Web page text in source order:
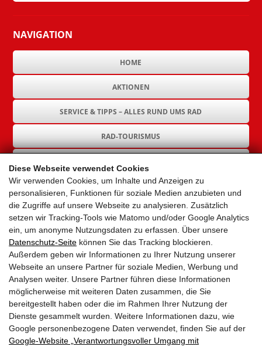
Diese Webseite verwendet Cookies
Wir verwenden Cookies, um Inhalte und Anzeigen zu
personalisieren, Funktionen für soziale Medien anzubieten und
die Zugriffe auf unsere Webseite zu analysieren. Zusätzlich
setzen wir Tracking-Tools wie Matomo und/oder Google Analytics
ein, um anonyme Nutzungsdaten zu erfassen. Über unsere
Datenschutz-Seite können Sie das Tracking blockieren.
Außerdem geben wir Informationen zu Ihrer Nutzung unserer
Webseite an unsere Partner für soziale Medien, Werbung und
Analysen weiter. Unsere Partner führen diese Informationen
möglicherweise mit weiteren Daten zusammen, die Sie
bereitgestellt haben oder die im Rahmen Ihrer Nutzung der
Dienste gesammelt wurden. Weitere Informationen dazu, wie
Google personenbezogene Daten verwendet, finden Sie auf der
Google‑Website „Verantwortungsvoller Umgang mit
NAVIGATION
HOME
AKTIONEN
SERVICE & TIPPS – ALLES RUND UMS RAD
RAD-TOURISMUS
GEMEINDEN
AKTUELLES
PARTNER
LINKS
SITEMAP
IMPRESSUM & DATENSCHUTZ